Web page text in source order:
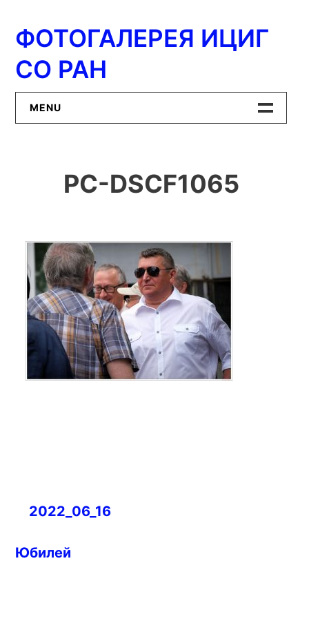
содержимому
ФОТОГАЛЕРЕЯ ИЦИГ
СО РАН
MENU
ИЦиГ СО РАН
PC-DSCF1065
Навигация
записям
2022_06_16
Юбилей